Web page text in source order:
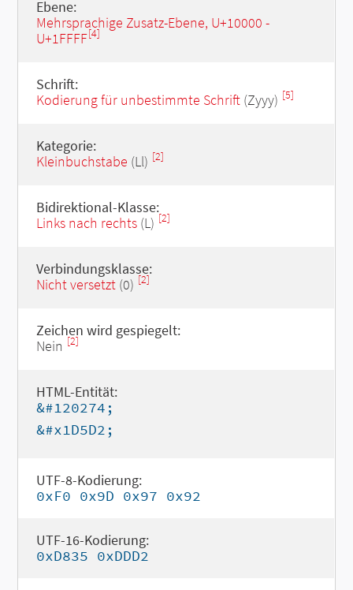
Ebene:
Mehrsprachige Zusatz-Ebene, U+10000 -
U+1FFFF[4]
Schrift:
Kodierung für unbestimmte Schrift(Zyyy) [5]
Kategorie:
Kleinbuchstabe (Ll) [2]
Bidirektional-Klasse:
Links nach rechts(L) [2]
Verbindungsklasse:
Nicht versetzt(0) [2]
Zeichen wird gespiegelt:
Nein [2]
HTML-Entität:
&#120274;
&#x1D5D2;
UTF-8-Kodierung:
0xF0 0x9D 0x97 0x92
UTF-16-Kodierung:
0xD835 0xDDD2